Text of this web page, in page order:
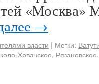
«Москва»
→
власти | Метки:
Хованское, Рязановское